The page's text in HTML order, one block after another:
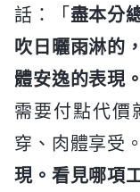
話：「 盡本分
吹日曬雨淋的
體安逸的表現
需要付點代價
穿、肉體享受。
現。看見哪項